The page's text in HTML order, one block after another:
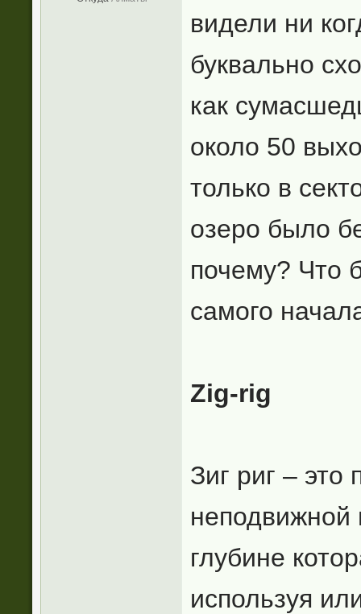
видели ни
буквально
как
около 50
только в
озеро было
почему? Что
самого
Zig-rig
Зиг риг – это
глубине
используя